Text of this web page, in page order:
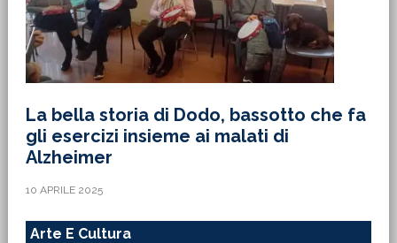
La bella storia di Dodo, bassotto che fa
gli esercizi insieme ai malati di
Alzheimer
10 APRILE 2025
Arte E Cultura